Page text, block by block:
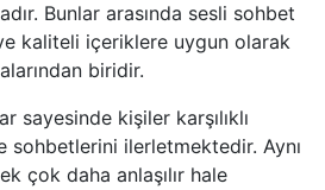
Bunlar arasında sesli sohbet
kaliteli içeriklere uygun olarak
biridir.
sayesinde kişiler karşılıklı
ilerletmektedir. Aynı
çok daha anlaşılır hale